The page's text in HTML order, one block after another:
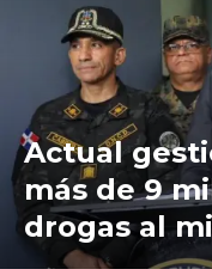
Actual
más de 9
drogas al